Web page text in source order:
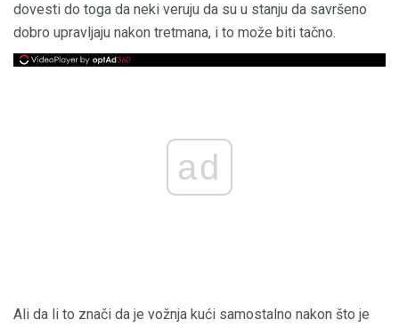
dovesti do toga da neki veruju da su u stanju da savršeno
dobro upravljaju nakon tretmana, i to može biti tačno.
ad
Ali da li to znači da je vožnja kući samostalno nakon što je